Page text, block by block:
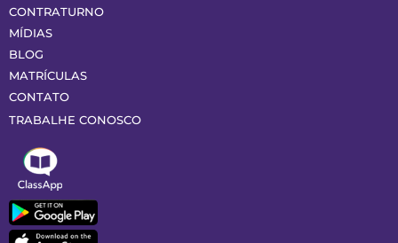
CONTRATURNO
MÍDIAS
BLOG
MATRÍCULAS
CONTATO
TRABALHE CONOSCO